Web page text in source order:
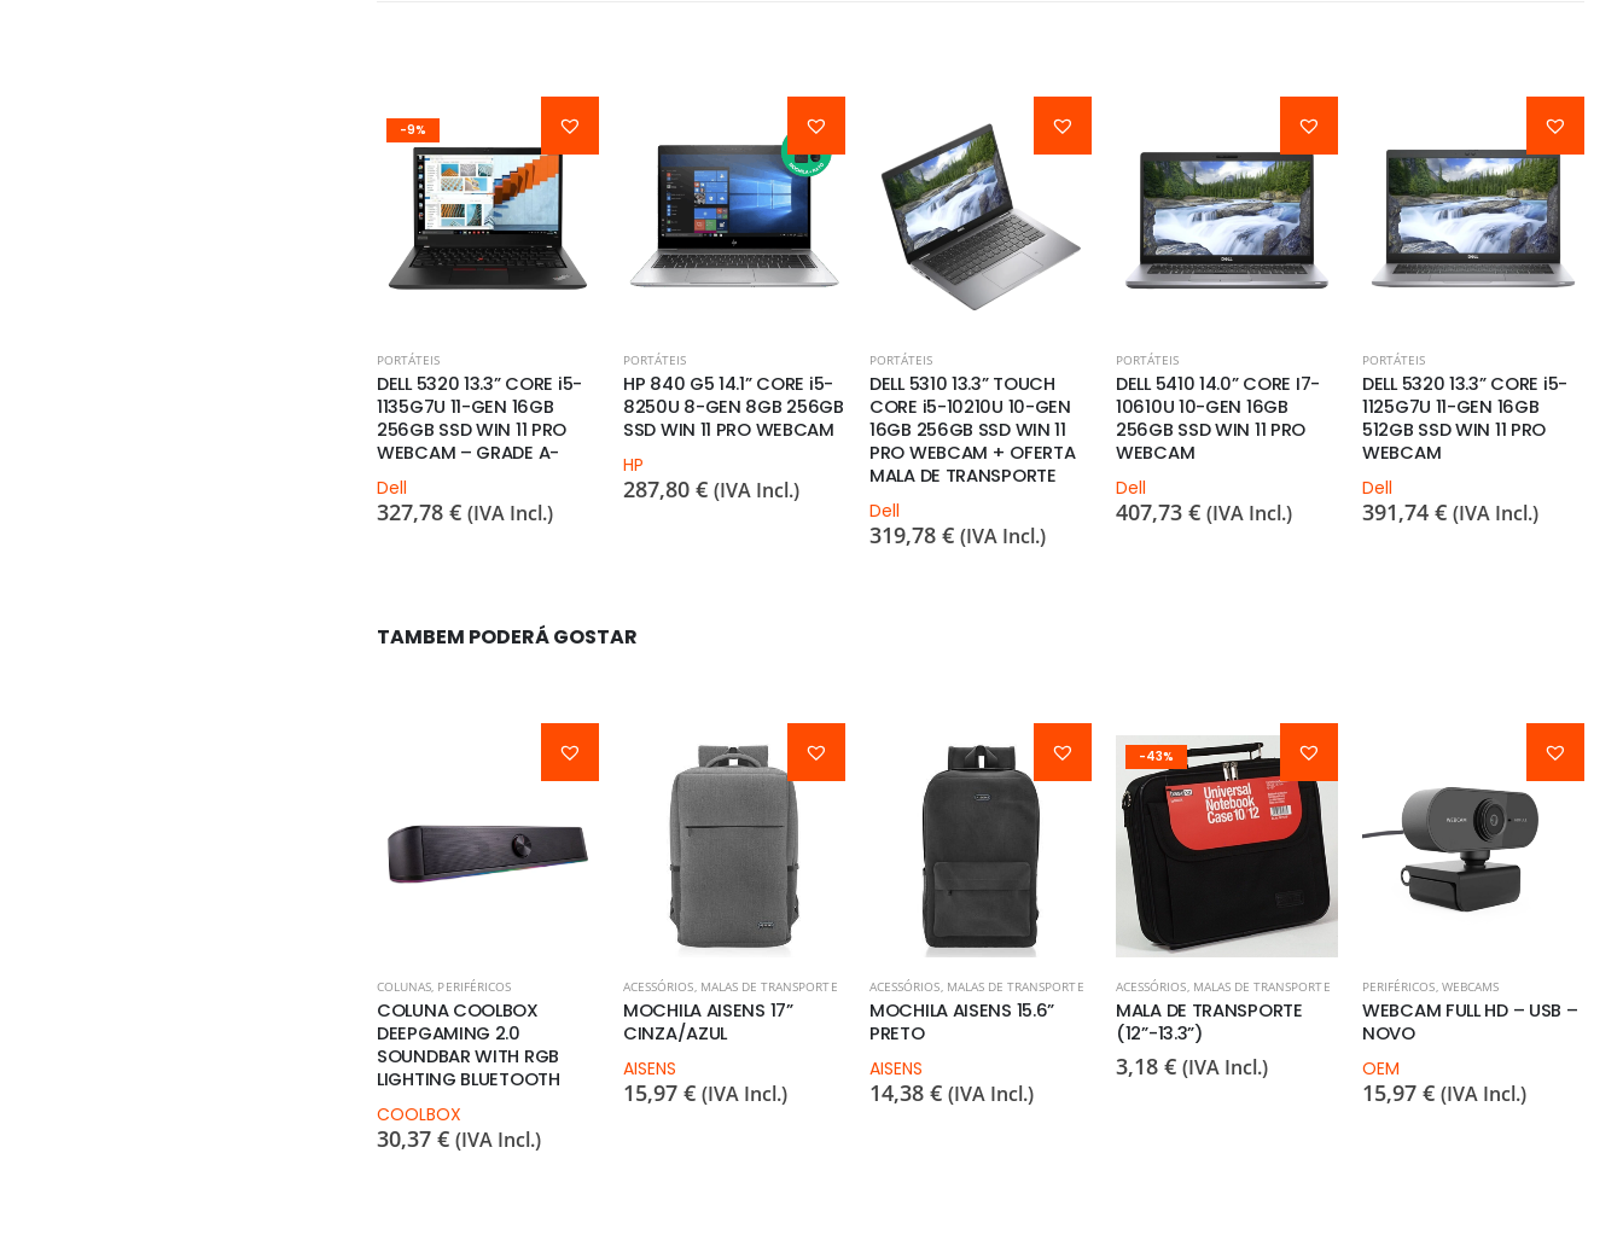
-9%
PORTÁTEIS
DELL 5320 13.3” CORE i5-
1135G7U 11-GEN 16GB
256GB SSD WIN 11 PRO
WEBCAM – GRADE A-
Dell
327,78 € (IVA Incl.)
PORTÁTEIS
HP 840 G5 14.1” CORE i5-
8250U 8-GEN 8GB 256GB
SSD WIN 11 PRO WEBCAM
HP
287,80 € (IVA Incl.)
PORTÁTEIS
DELL 5310 13.3” TOUCH
CORE i5-10210U 10-GEN
16GB 256GB SSD WIN 11
PRO WEBCAM + OFERTA
MALA DE TRANSPORTE
Dell
319,78 € (IVA Incl.)
PORTÁTEIS
DELL 5410 14.0” CORE I7-
10610U 10-GEN 16GB
256GB SSD WIN 11 PRO
WEBCAM
Dell
407,73 € (IVA Incl.)
PORTÁTEIS
DELL 5320 13.3” CORE i5-
1125G7U 11-GEN 16GB
512GB SSD WIN 11 PRO
WEBCAM
Dell
391,74 € (IVA Incl.)
TAMBEM PODERÁ GOSTAR
COLUNAS, PERIFÉRICOS
COLUNA COOLBOX
DEEPGAMING 2.0
SOUNDBAR WITH RGB
LIGHTING BLUETOOTH
COOLBOX
30,37 € (IVA Incl.)
ACESSÓRIOS, MALAS DE TRANSPORTE
MOCHILA AISENS 17”
CINZA/AZUL
AISENS
15,97 € (IVA Incl.)
ACESSÓRIOS, MALAS DE TRANSPORTE
MOCHILA AISENS 15.6”
PRETO
AISENS
14,38 € (IVA Incl.)
-43%
ACESSÓRIOS, MALAS DE TRANSPORTE
MALA DE TRANSPORTE
(12”-13.3”)
3,18 € (IVA Incl.)
PERIFÉRICOS, WEBCAMS
WEBCAM FULL HD – USB –
NOVO
OEM
15,97 € (IVA Incl.)